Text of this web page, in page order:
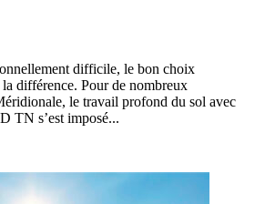
difficile, le bon choix
différence. Pour de nombreux
le travail profond du sol avec
s’est imposé...